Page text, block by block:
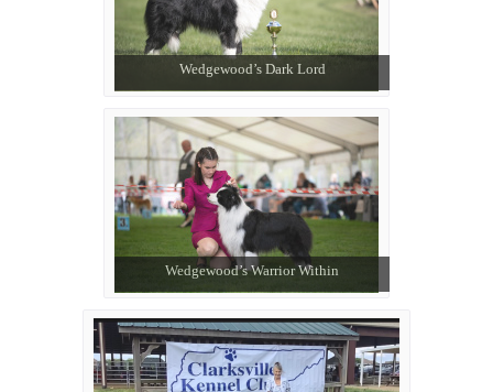
Wedgewood’s Dark Lord
Wedgewood’s Warrior Within